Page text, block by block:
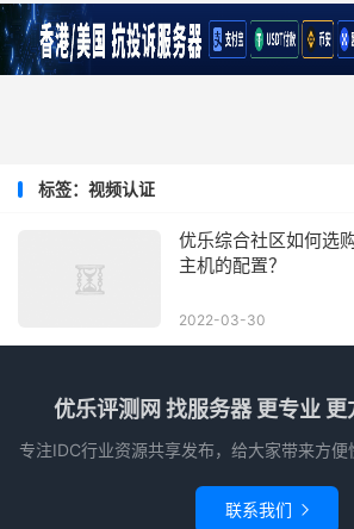
标签：视频认证
优乐综合社区如何选
主机的配置？
2022-03-30
优乐评测网 找服务器 更专业 更
专注IDC行业资源共享发布，给大家带来方便
联系我们 